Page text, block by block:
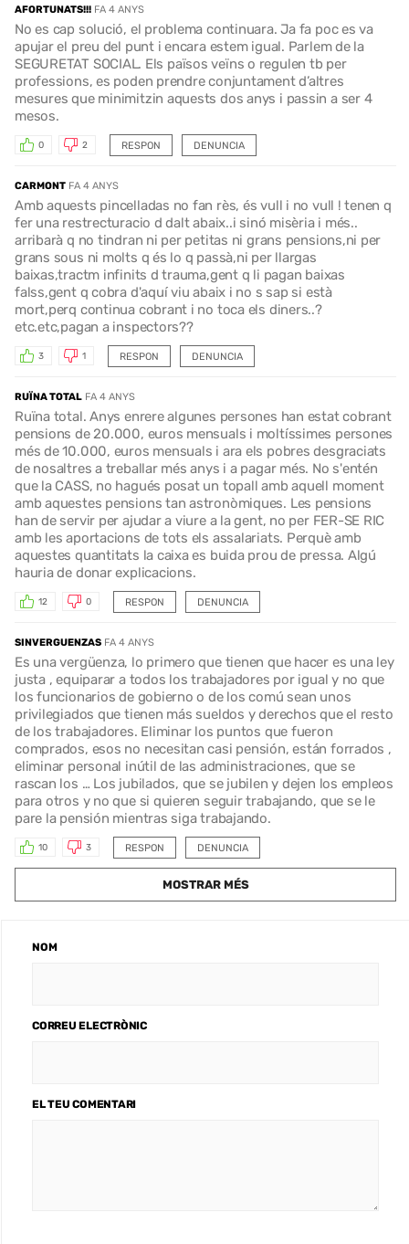
AFORTUNATS!!! FA 4 ANYS
No es cap solució, el problema continuara. Ja fa poc es va
apujar el preu del punt i encara estem igual. Parlem de la
SEGURETAT SOCIAL. Els països veïns o regulen tb per
professions, es poden prendre conjuntament d’altres
mesures que minimitzin aquests dos anys i passin a ser 4
mesos.
RESPON
0 2 DENUNCIA
CARMONT FA 4 ANYS
Amb aquests pincelladas no fan rès, és vull i no vull ! tenen q
fer una restrecturacio d dalt abaix..i sinó misèria i més..
arribarà q no tindran ni per petitas ni grans pensions,ni per
grans sous ni molts q és lo q passà,ni per llargas
baixas,tractm infinits d trauma,gent q li pagan baixas
falss,gent q cobra d'aquí viu abaix i no s sap si està
mort,perq continua cobrant i no toca els diners..?
etc.etc,pagan a inspectors??
RESPON
3 1 DENUNCIA
RUÏNA TOTAL FA 4 ANYS
Ruïna total. Anys enrere algunes persones han estat cobrant
pensions de 20.000, euros mensuals i moltíssimes persones
més de 10.000, euros mensuals i ara els pobres desgraciats
de nosaltres a treballar més anys i a pagar més. No s'entén
que la CASS, no hagués posat un topall amb aquell moment
amb aquestes pensions tan astronòmiques. Les pensions
han de servir per ajudar a viure a la gent, no per FER-SE RIC
amb les aportacions de tots els assalariats. Perquè amb
aquestes quantitats la caixa es buida prou de pressa. Algú
hauria de donar explicacions.
RESPON
12 0 DENUNCIA
SINVERGUENZAS FA 4 ANYS
Es una vergüenza, lo primero que tienen que hacer es una ley
justa , equiparar a todos los trabajadores por igual y no que
los funcionarios de gobierno o de los comú sean unos
privilegiados que tienen más sueldos y derechos que el resto
de los trabajadores. Eliminar los puntos que fueron
comprados, esos no necesitan casi pensión, están forrados ,
eliminar personal inútil de las administraciones, que se
rascan los … Los jubilados, que se jubilen y dejen los empleos
para otros y no que si quieren seguir trabajando, que se le
pare la pensión mientras siga trabajando.
RESPON
10 3 DENUNCIA
MOSTRAR MÉS
NOM
CORREU ELECTRÒNIC
EL TEU COMENTARI